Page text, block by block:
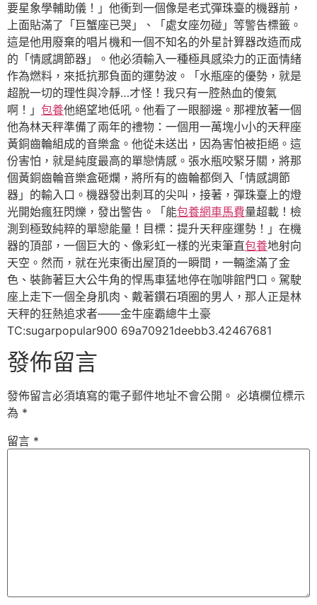
要星象學輔助儀！」他衝到一個像是老式彈珠臺的機器前，
上面貼滿了「巨蟹座已哭」、「處女座勿碰」等警告標籤。
這是他用廢棄的唱片機和一個不知名的外星計算器改造而成
的「情感調節器」。他必須輸入一種極具感染力的正面情緒
作為燃料，來抵抗那負面的運勢波。「水瓶座的優勢，就是
超脫一切的理性與冷靜…才怪！我只有一腔熱血的傻氣
啊！」 包養他絕望地低吼。他看了一眼腳邊。那裡放著一個
他為林天秤準備了兩年的禮物：一個用一萬塊小小的天秤座
黃銅齒輪組成的音樂盒。他從未送出，因為害怕被拒絕。這
份害怕，就是純度最高的單戀情感。張水瓶咬緊牙關，將那
個黃銅齒輪音樂盒砸爛，將所有的齒輪都倒入「情感調節
器」的輸入口。機器發出刺耳的尖叫，接著，彈珠臺上的燈
光開始瘋狂閃爍，發出警告。「能包養網車馬費量超載！檢
測到極致純粹的單戀能量！目標：提升天秤座運勢！」在機
器的頂部，一個巨大的、像彩虹一樣的光束筆直包養地射向
天空。然而，就在光束衝出屋頂的一瞬間，一輛塗滿了金
色、裝飾著巨大公牛角的悍馬車猛地停在咖啡館門口。駕駛
座上走下一個全身肌肉、戴著鑽石項圈的男人，那人正是林
天秤的狂熱追求者——金牛座霸總牛土豪
TC:sugarpopular900 69a70921deebb3.42467681
發佈留言
發佈留言必須填寫的電子郵件地址不會公開。 必填欄位標示
為 *
留言 *